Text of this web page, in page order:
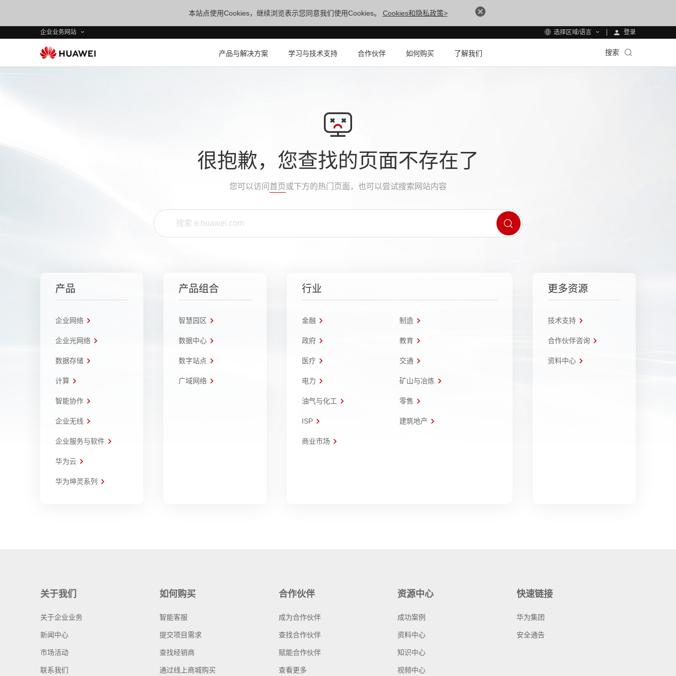
本站点使用Cookies，继续浏览表示您同意我们使用Cookies。 Cookies和隐私政策>
企业业务网站 选择区域/语言 登录
产品与解决方案 学习与技术支持 合作伙伴 如何购买 了解我们 搜索
很抱歉，您查找的页面不存在了
您可以访问 首页或下方的热门页面，也可以尝试搜索网站内容
产品
企业网络
企业光网络
数据存储
计算
智能协作
企业无线
企业服务与软件
华为云
华为坤灵系列
产品组合
智慧园区
数据中心
数字站点
广域网络
行业
金融 制造
政府 教育
医疗 交通
电力 矿山与冶炼
油气与化工 零售
ISP 建筑地产
商业市场
更多资源
技术支持
合作伙伴咨询
资料中心
关于我们
关于企业业务
新闻中心
市场活动
联系我们
如何购买
智能客服
提交项目需求
查找经销商
通过线上商城购买
合作伙伴
成为合作伙伴
查找合作伙伴
赋能合作伙伴
查看更多
资源中心
成功案例
资料中心
知识中心
视频中心
快速链接
华为集团
安全通告